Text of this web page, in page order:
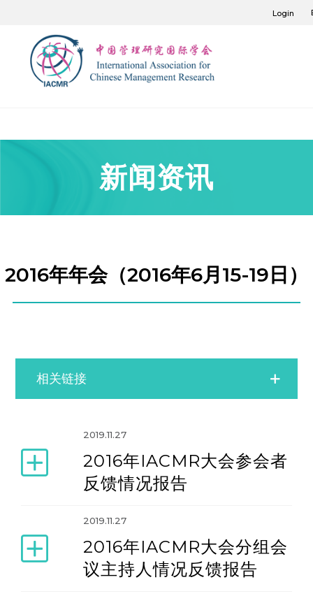
Login
新闻资讯
2016年年会（2016年6月15-19日）
相关链接
2006年年会（2006年6月15日-18日）
2008年年会（2008年6月19日-22日）
2010年年会（2010年6月16-20日）
2019.11.27
2016年IACMR大会参会者
反馈情况报告
2019.11.27
2016年IACMR大会分组会
议主持人情况反馈报告